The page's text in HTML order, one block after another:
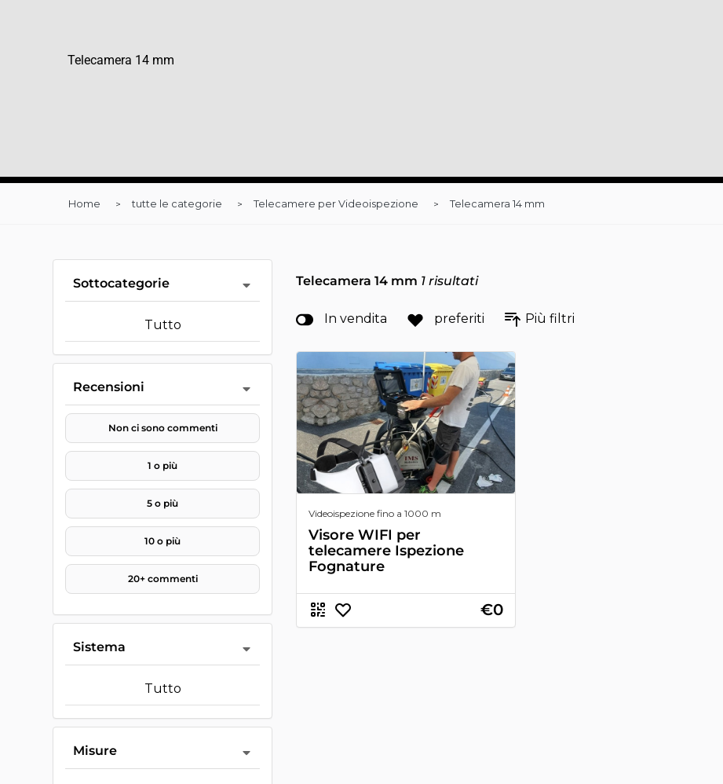
Telecamera 14 mm
Home tutte le categorie Telecamere per Videoispezione Telecamera 14 mm
Sottocategorie
Tutto
Recensioni
Non ci sono commenti
1 o più
5 o più
10 o più
20+ commenti
Sistema
Tutto
Misure
Telecamera 14 mm 1 risultati
In vendita preferiti Più filtri
Videoispezione fino a 1000 m
Visore WIFI per
telecamere Ispezione
Fognature
€0